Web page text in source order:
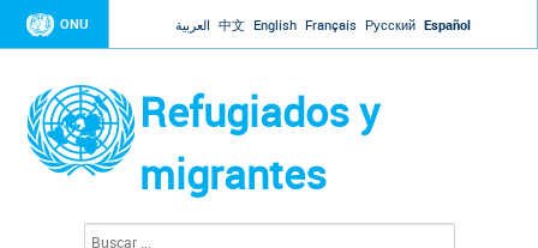
Jump to navigation
ONU العربية 中文 English Français Русский Español
Refugiados y
migrantes